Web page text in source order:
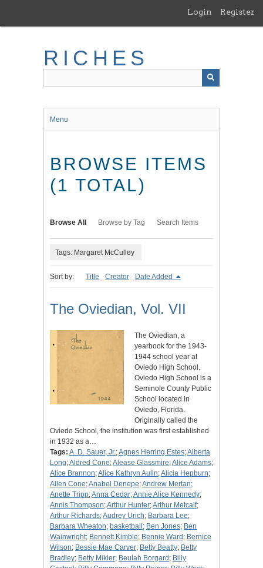
main
Login Register
RICHES
Menu
BROWSE ITEMS
(1 TOTAL)
Browse All Browse by Tag Search Items
Tags: Margaret McCulley
Sort by: Title Creator Date Added
The Oviedian, Vol. VII
The Oviedian, a
yearbook for the 1943-
1944 school year at
Oviedo High School.
Oviedo High School is a
Seminole County Public
School located in
Oviedo, Florida.
Originally called the
Oviedo School, the institution was first established
in 1932 as a…
Tags: A. D. Sauer, Jr.;Agnes Herring Estes;Alberta
Long;Aldred Cone;Alease Glassmire;Alice Adams;
Alice Brannon;Alice Kathryn Aulin;Alicia Hepburn;
Allen Cone;Anabel Denepe;Andrew Mertan;
Anette Tripp;Anna Cedar;Annie Alice Kennedy;
Annis Thompson;Arthur Hunter;Arthur Metcalf;
Arthur Richards;Audrey Urich; Barbara Lee;
Barbara Wheaton; basketball ; Ben Jones; Ben
Wainwright; Bennett Kimble; Bennie Ward ; Bernice
Wilson; Bessie Mae Carver; Betty Beatty; Betty
Bradley; Betty Mikler; Beulah Borgard ; Billy